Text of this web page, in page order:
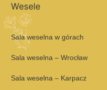
Wesele
Sala weselna w górach
Sala weselna – Wrocław
Sala weselna – Karpacz